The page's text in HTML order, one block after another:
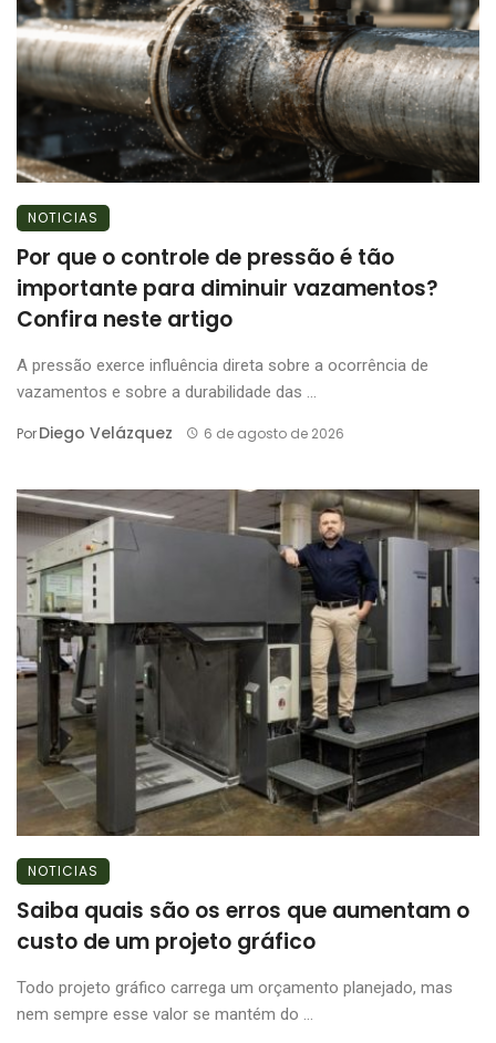
NOTICIAS
Por que o controle de pressão é tão
importante para diminuir vazamentos?
Confira neste artigo
A pressão exerce influência direta sobre a ocorrência de
vazamentos e sobre a durabilidade das ...
PorDiego Velázquez 6 de agosto de 2026
NOTICIAS
Saiba quais são os erros que aumentam o
custo de um projeto gráfico
Todo projeto gráfico carrega um orçamento planejado, mas
nem sempre esse valor se mantém do ...